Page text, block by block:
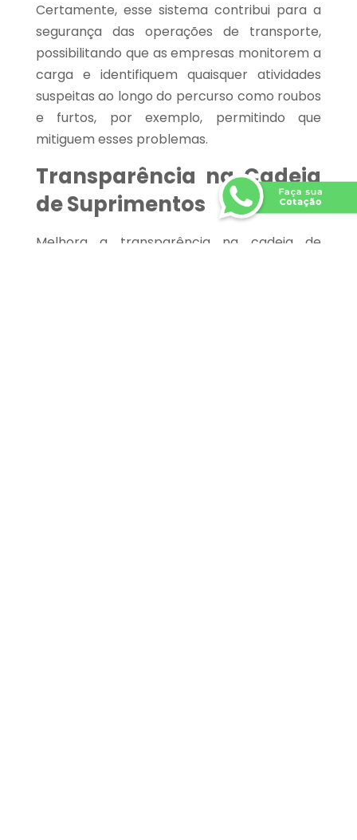
Certamente, esse sistema contribui para a
segurança das operações de transporte,
possibilitando que as empresas monitorem a
carga e identifiquem quaisquer atividades
suspeitas ao longo do percurso como roubos
e furtos, por exemplo, permitindo que
mitiguem esses problemas.
Transparência na Cadeia
de Suprimentos
Melhora a transparência na cadeia de